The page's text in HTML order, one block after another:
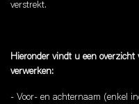
verstrekt.
Hieronder vindt u een overzicht
verwerken:
- Voor- en achternaam (enkel